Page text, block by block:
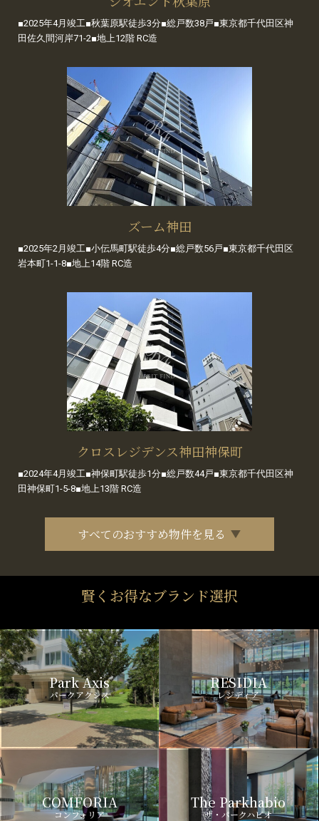
■2025年4月竣工■秋葉原駅徒歩3分■総戸数38戸■東京都千代田区神
田佐久間河岸71-2■地上12階 RC造
ズーム神田
■2025年2月竣工■小伝馬町駅徒歩4分■総戸数56戸■東京都千代田区
岩本町1-1-8■地上14階 RC造
クロスレジデンス神田神保町
■2024年4月竣工■神保町駅徒歩1分■総戸数44戸■東京都千代田区神
田神保町1-5-8■地上13階 RC造
すべてのおすすめ物件を見る
賢くお得なブランド選択
Park Axis
パークアクシス
RESIDIA
レジディア
COMFORIA
コンフォリア
The Parkhabio
ザ・パークハビオ